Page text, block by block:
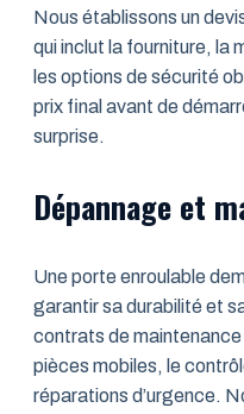
Nous établissons un
qui inclut la fourniture, la
les options de sécurité
prix final avant de
surprise.
Dépannage et
Une porte enroulable
garantir sa durabilité et
contrats de
pièces mobiles, le
réparations d’urgence.